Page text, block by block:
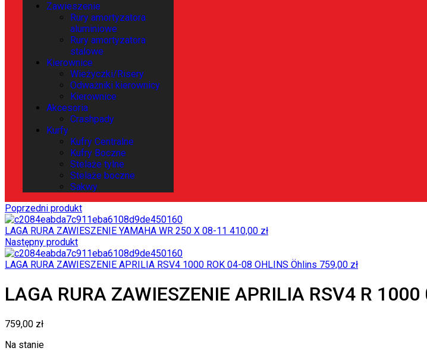
Zawieszenie
Rury amortyzatora
aluminiowe
Rury amortyzatora
stalowe
Kierownice
Wieżyczki/Risery
Odważniki kierownicy
Kierownice
Akcesoria
Crashpady
Kurfy
Kufry Centralne
Kufry Boczne
Stelaże tylne
Stelaże boczne
Sakwy
Poprzedni produkt
LAGA RURA ZAWIESZENIE YAMAHA WR 250 X 08-11 410,00 zł
Następny produkt
LAGA RURA ZAWIESZENIE APRILIA RSV4 1000 ROK 04-08 OHLINS Öhlins 759,00 zł
LAGA RURA ZAWIESZENIE APRILIA RSV4 R
759,00 zł
Na stanie